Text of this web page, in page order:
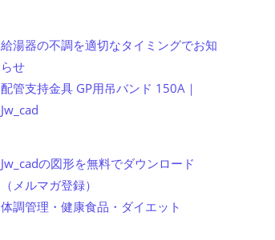
給湯器の不調を適切なタイミングでお知
らせ
配管支持金具 GP用吊バンド 150A｜
Jw_cad
Jw_cadの図形を無料でダウンロード
（メルマガ登録）
体調管理・健康食品・ダイエット